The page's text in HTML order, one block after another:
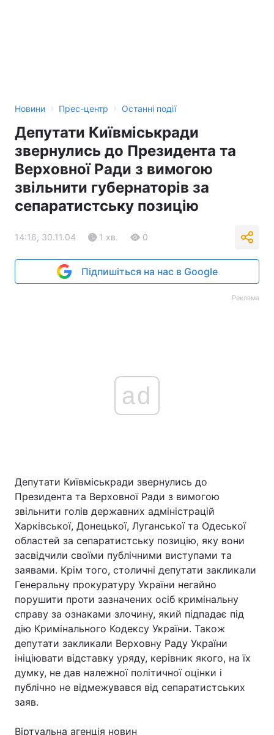
Новини › Прес-центр › Останні події
Депутати Київміськради
звернулись до Президента та
Верховної Ради з вимогою
звільнити губернаторів за
сепаратистську позицію
14:16, 30.11.04 1 хв. 0
Підпишіться на нас в Google
Реклама
ad
Депутати Київміськради звернулись до
Президента та Верховної Ради з вимогою
звільнити голів державних адміністрацій
Харківської, Донецької, Луганської та Одеської
областей за сепаратистську позицію, яку вони
засвідчили своїми публічними виступами та
заявами. Крім того, столичні депутати закликали
Генеральну прокуратуру України негайно
порушити проти зазначених осіб кримінальну
справу за ознаками злочину, який підпадає під
дію Кримінального Кодексу України. Також
депутати закликали Верховну Раду України
ініціювати відставку уряду, керівник якого, на їх
думку, не дав належної політичної оцінки і
публічно не відмежувався від сепаратистських
заяв.
Віртуальна агенція новин